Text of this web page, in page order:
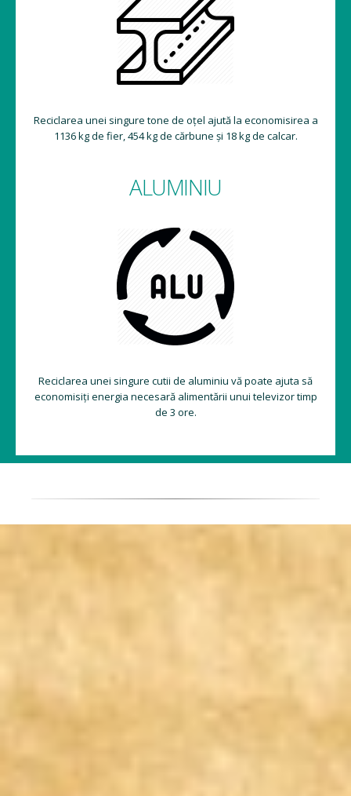
Reciclarea unei singure tone de oțel ajută la economisirea a
1136 kg de fier, 454 kg de cărbune și 18 kg de calcar.
ALUMINIU
Reciclarea unei singure cutii de aluminiu vă poate ajuta să
economisiți energia necesară alimentării unui televizor timp
de 3 ore.